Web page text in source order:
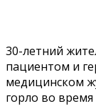
30-летний
пациентом и
медицинском
горло во время